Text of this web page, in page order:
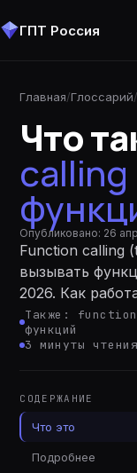
ГПТ Россия
Главная/Глоссарий/
Что
Опубликовано: 26
Function calling
вызывать
2026. Как
Также:
функций
3
минуты чтения
СОДЕРЖАНИЕ
Что это
Подробнее